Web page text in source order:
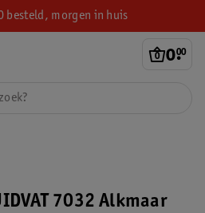
besteld, morgen in huis
0.
00
7032 Alkmaar